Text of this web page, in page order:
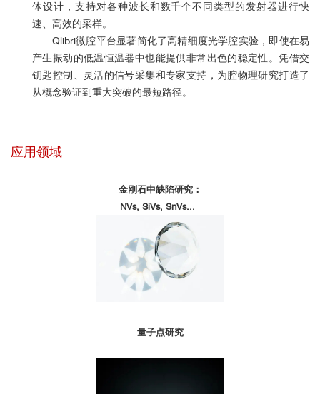
体设计，支持对各种波长和数千个不同类型的发射器进行快
速、高效的采样。
Qlibri微腔平台显著简化了高精细度光学腔实验，即使在易
产生振动的低温恒温器中也能提供非常出色的稳定性。凭借交
钥匙控制、灵活的信号采集和专家支持，为腔物理研究打造了
从概念验证到重大突破的最短路径。
应用领域
金刚石中缺陷研究：
NVs, SiVs, SnVs...
量子点研究